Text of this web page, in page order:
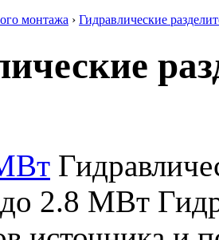
монтажа › Гидравлические
2.8 МВт